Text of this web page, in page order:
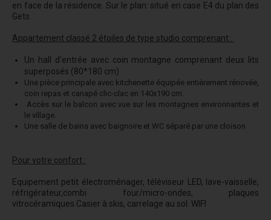
en face de la résidence. Sur le plan: situé en case E4 du plan des
Gets.
Appartement classé 2 étoiles de type studio comprenant :
Un hall d'entrée avec coin montagne comprenant deux lits
superposés (80*180 cm)
Une pièce principale avec kitchenette équipée entièrement rénovée,
coin repas et canapé clic-clac en 140x190 cm.
Accès sur le balcon avec vue sur les montagnes environnantes et
le village.
Une salle de bains avec baignoire et WC séparé par une cloison
Pour votre confort :
Equipement petit électroménager, téléviseur LED, lave-vaisselle,
réfrigérateur,combi four/micro-ondes, plaques
vitrocéramiques.Casier à skis, carrelage au sol. WIFI